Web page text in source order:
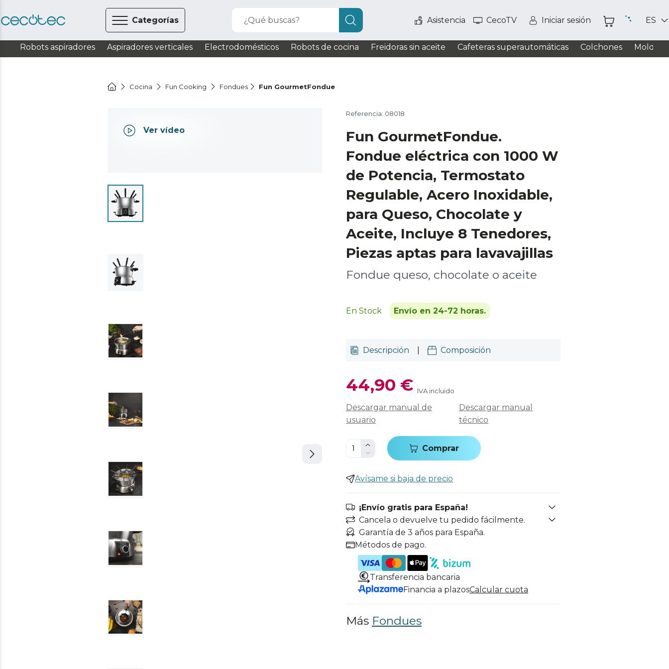
Categorías ¿Qué buscas? Asistencia CecoTV Iniciar sesión ES
Robots aspiradores Aspiradores verticales Electrodomésticos Robots de cocina Freidoras sin aceite Cafeteras superautomáticas Colchones
Cocina Fun Cooking Fondues Fun GourmetFondue
Ver vídeo
Referencia: 08018
Fun GourmetFondue.
Fondue eléctrica con 1000 W
de Potencia, Termostato
Regulable, Acero Inoxidable,
para Queso, Chocolate y
Aceite, Incluye 8 Tenedores,
Piezas aptas para lavavajillas
Fondue queso, chocolate o aceite
En Stock Envío en 24-72 horas.
Descripción Composición
44,90 € IVA incluido
Descargar manual de
usuario
Descargar manual
técnico
Comprar
Avísame si baja de precio
¡Envío gratis para España!
Cancela o devuelve tu pedido fácilmente.
Garantía de 3 años para España.
Métodos de pago.
Transferencia bancaria
Financia a plazosCalcular cuota
Más Fondues